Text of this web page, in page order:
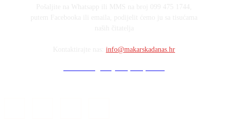
info@makarskadanas.hr